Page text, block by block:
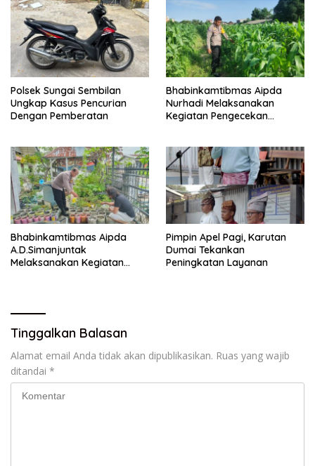
Polsek Sungai Sembilan
Ungkap Kasus Pencurian
Dengan Pemberatan
Bhabinkamtibmas Aipda
Nurhadi Melaksanakan
Kegiatan Pengecekan
Jagung Pipil
Bhabinkamtibmas Aipda
A.D.Simanjuntak
Melaksanakan Kegiatan
Pimpin Apel Pagi, Karutan
Dumai Tekankan
Peningkatan Layanan
Tinggalkan Balasan
Alamat email Anda tidak akan dipublikasikan. Ruas yang wajib
ditandai *